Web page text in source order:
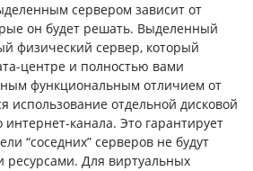
сервером зависит от
он будет решать. Выделенный
физический сервер, который
центре и полностью вами
функциональным отличием от
использование отдельной дисковой
канала. Это гарантирует
“соседних” серверов не будут
ресурсами. Для виртуальных